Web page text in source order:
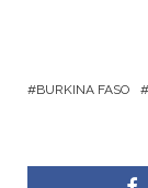
BURKINA FASO